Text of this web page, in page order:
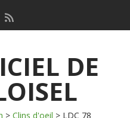
DE
> Clins d'oeil > LDC 78